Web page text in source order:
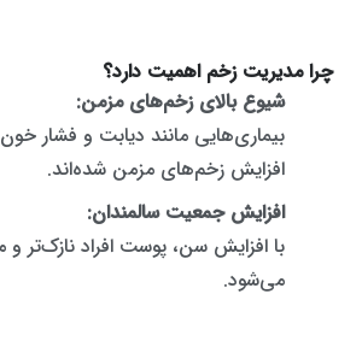
چرا مدیریت زخم اهمیت دارد؟
شیوع بالای زخم‌های مزمن:
بیماری‌هایی مانند دیابت و فشار خون
افزایش زخم‌های مزمن شده‌اند.
افزایش جمعیت سالمندان:
با افزایش سن، پوست افراد نازک‌تر
می‌شود.